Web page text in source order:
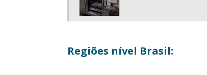
Regiões nível Brasil: